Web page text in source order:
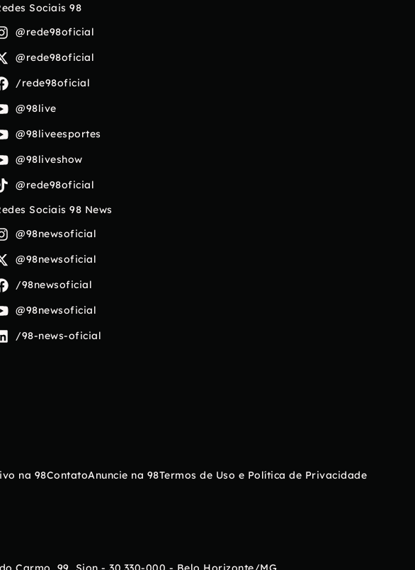
Sociais 98
@rede98oficial
@rede98oficial
/rede98oficial
@98live
@98liveesportes
@98liveshow
@rede98oficial
Sociais 98 News
@98newsoficial
@98newsoficial
/98newsoficial
@98newsoficial
/98-news-oficial
na 98ContatoAnuncie na 98Termos de Uso e Política de Privacidade